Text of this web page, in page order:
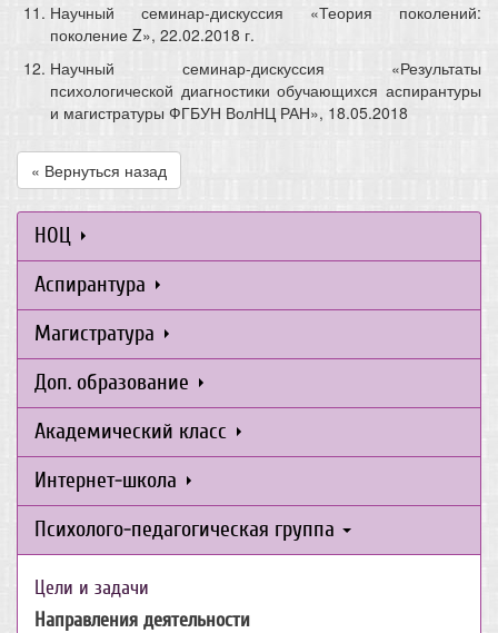
Научный семинар-дискуссия «Теория поколений:
поколение Z», 22.02.2018 г.
Научный семинар-дискуссия «Результаты
психологической диагностики обучающихся аспирантуры
и магистратуры ФГБУН ВолНЦ РАН», 18.05.2018
« Вернуться назад
НОЦ
Аспирантура
Магистратура
Доп. образование
Академический класс
Интернет-школа
Психолого-педагогическая группа
Цели и задачи
Направления деятельности